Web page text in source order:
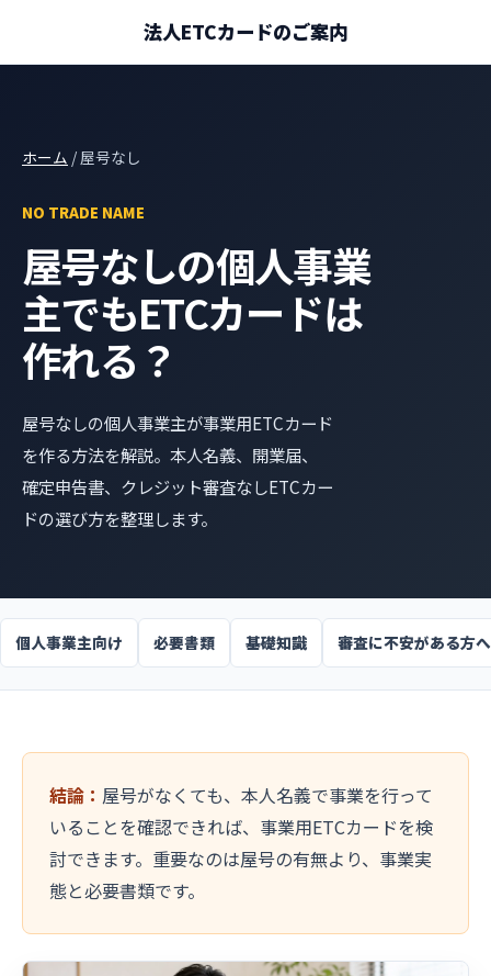
法人ETCカードのご案内
ホーム / 屋号なし
NO TRADE NAME
屋号なしの個人事業
主でもETCカードは
作れる？
屋号なしの個人事業主が事業用ETCカード
を作る方法を解説。本人名義、開業届、
確定申告書、クレジット審査なしETCカー
ドの選び方を整理します。
個人事業主向け 必要書類 基礎知識 審査に不安がある方へ
結論： 屋号がなくても、本人名義で事業を行って
いることを確認できれば、事業用ETCカードを検
討できます。重要なのは屋号の有無より、事業実
態と必要書類です。